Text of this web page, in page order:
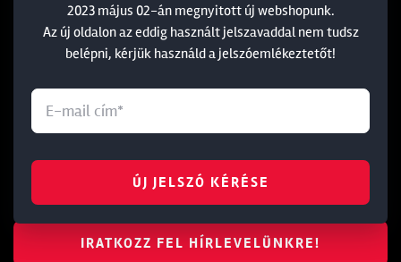
Ajándékkártya
Általános Szerződési Feltételek
Adatvédelmi nyilatkozat
Üzleteink
Soroksár
Dunakeszi
+36 1 285 9999
+36 1 284 5283
info@walterland.net
IRATKOZZ FEL HÍRLEVELÜNKRE!
2023 május 02-án megnyitott új webshopunk.
Az új oldalon az eddig használt jelszavaddal nem tudsz
belépni, kérjük használd a jelszóemlékeztetőt!
ÚJ JELSZÓ KÉRÉSE